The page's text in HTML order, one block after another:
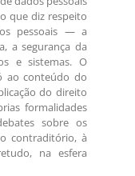
que diz respeito
pessoais — a
a segurança da
e sistemas. O
ao conteúdo do
do direito
formalidades
sobre os
contraditório, à
na esfera